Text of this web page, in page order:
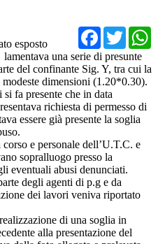
esposto
una serie di presunte
del confinante Sig. Y, tra cui la
dimensioni (1.20*0.30).
fa presente che in data
richiesta di permesso di
essere già presente la soglia
e personale dell’U.T.C. e
sopralluogo presso la
eventuali abusi denunciati.
degli agenti di p.g e da
dei lavori veniva riportato
di una soglia in
alla presentazione del